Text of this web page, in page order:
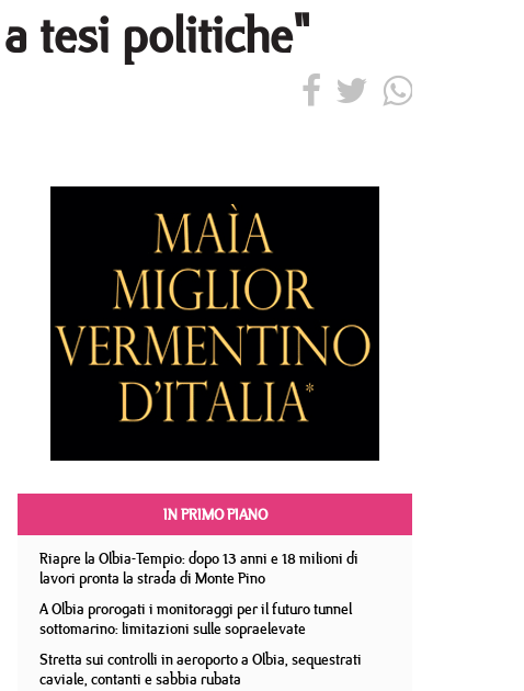
tesi politiche"
IN PRIMO PIANO
Riapre la Olbia-Tempio: dopo 13 anni e 18 milioni di
lavori pronta la strada di Monte Pino
A Olbia prorogati i monitoraggi per il futuro tunnel
sottomarino: limitazioni sulle sopraelevate
Stretta sui controlli in aeroporto a Olbia, sequestrati
caviale, contanti e sabbia rubata